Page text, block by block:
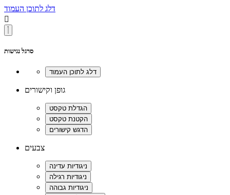
דלג לתוכן העמוד

סרגל נגישות
גופן וקישורים
צבעים